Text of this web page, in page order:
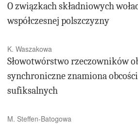
O związkach składniowych
współczesnej polszczyzny
K. Waszakowa
Słowotwórstwo rzeczowników
synchroniczne znamiona
sufiksalnych
M. Steffen-Batogowa